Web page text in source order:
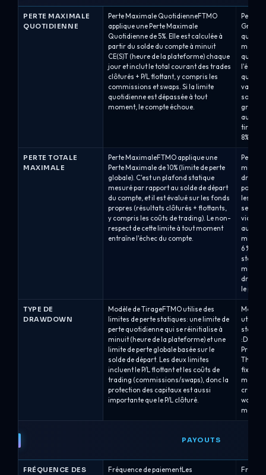
PERTE MAXIMALE
QUOTIDIENNE
Perte Maximale QuotidienneFTMO
applique une Perte Maximale
Quotidienne de 5%. Elle est calculée à
partir du solde du compte à minuit
CE(S)T (heure de la plateforme) chaque
jour et inclut le total courant des trades
clôturés + P/L flottant, y compris les
commissions et swaps. Si la limite
quotidienne est dépassée à tout
moment, le compte échoue.
Perte
Group
valeur
sont
grave
tirage
8% :
PERTE TOTALE
MAXIMALE
Perte MaximaleFTMO applique une
Perte Maximale de 10% (limite de perte
globale). C'est un plafond statique
mesuré par rapport au solde de départ
du compte, et il est évalué sur les fonds
propres (résultats clôturés + flottants,
y compris les coûts de trading). Le non-
respect de cette limite à tout moment
entraîne l'échec du compte.
Perte
les
seuil
violé et
6 %
le
TYPE DE
DRAWDOWN
Modèle de TirageFTMO utilise des
limites de perte statiques: une limite de
perte quotidienne qui se réinitialise à
minuit (heure de la plateforme) et une
limite de perte globale basée sur le
solde de départ. Les deux limites
incluent le P/L flottant et les coûts de
trading (commissions/swaps), donc la
protection des capitaux est aussi
importante que le P/L clôturé.
utilise
Pro (6%
Three
fixe à
monte
water
PAYOUTS
FRÉQUENCE DES
Fréquence de paiementLes